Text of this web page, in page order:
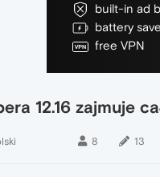
built-in ad
battery
free VPN
12.16 zajmuje
8 13